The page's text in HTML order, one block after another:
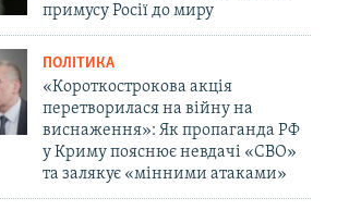
примусу Росії до миру
ПОЛІТИКА
«Короткострокова акція
перетворилася на війну на
виснаження»: Як пропаганда РФ
у Криму пояснює невдачі «СВО»
та залякує «мінними атаками»